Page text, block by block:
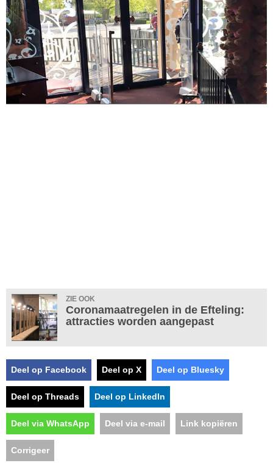
ZIE OOK
Coronamaatregelen in de Efteling:
attracties worden aangepast
Deel op Facebook Deel op X Deel op Bluesky
Deel op Threads Deel op LinkedIn
Deel via WhatsApp Deel via e-mail Link kopiëren
Corrigeer